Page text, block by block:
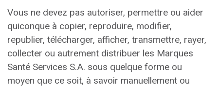
Vous ne devez pas autoriser, permettre ou aider
quiconque à copier, reproduire, modifier,
republier, télécharger, afficher, transmettre, rayer,
collecter ou autrement distribuer les Marques
Santé Services S.A. sous quelque forme ou
moyen que ce soit, à savoir manuellement ou